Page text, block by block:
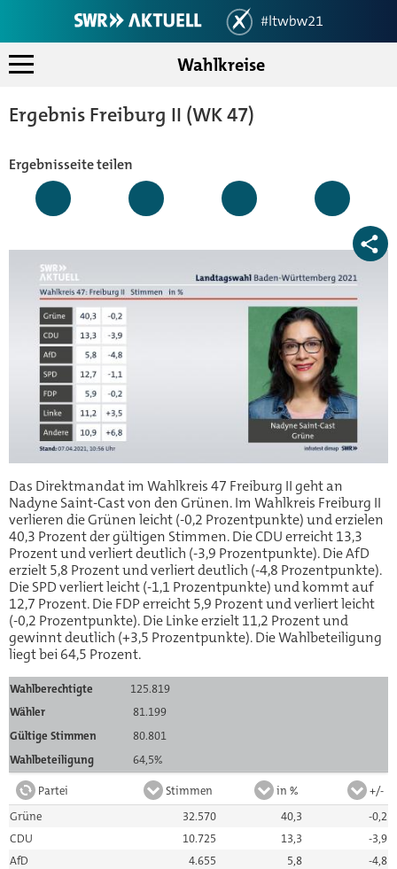
Wahlkreise
Koalitionsrechner
Wahlkreise
Mein Ort
Analysen
Landtagswahlen 2021 in
Ergebnis Freiburg II (WK 47)
Ergebnisseite teilen
Das Direktmandat im Wahlkreis 47 Freiburg II geht an
Nadyne Saint-Cast von den Grünen. Im Wahlkreis Freiburg II
verlieren die Grünen leicht (-0,2 Prozentpunkte) und erzielen
40,3 Prozent der gültigen Stimmen. Die CDU erreicht 13,3
Prozent und verliert deutlich (-3,9 Prozentpunkte). Die AfD
erzielt 5,8 Prozent und verliert deutlich (-4,8 Prozentpunkte).
Die SPD verliert leicht (-1,1 Prozentpunkte) und kommt auf
12,7 Prozent. Die FDP erreicht 5,9 Prozent und verliert leicht
(-0,2 Prozentpunkte). Die Linke erzielt 11,2 Prozent und
gewinnt deutlich (+3,5 Prozentpunkte). Die Wahlbeteiligung
liegt bei 64,5 Prozent.
Wahlberechtigte
125.819
Wähler
81.199
Gültige Stimmen
80.801
Wahlbeteiligung
64,5%
Partei Stimmen in %
+/-
Grüne
32.570 40,3
-0,2
CDU
10.725 13,3
-3,9
AfD
4.655 5,8
-4,8